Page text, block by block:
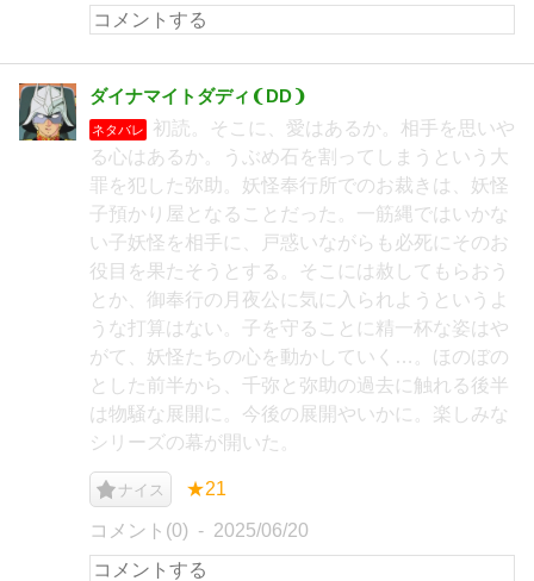
ダイナマイトダディ❨DD❩
ネタバレ
初読。そこに、愛はあるか。相手を思いや
る心はあるか。うぶめ石を割ってしまうという大
罪を犯した弥助。妖怪奉行所でのお裁きは、妖怪
子預かり屋となることだった。一筋縄ではいかな
い子妖怪を相手に、戸惑いながらも必死にそのお
役目を果たそうとする。そこには赦してもらおう
とか、御奉行の月夜公に気に入られようというよ
うな打算はない。子を守ることに精一杯な姿はや
がて、妖怪たちの心を動かしていく…。ほのぼの
とした前半から、千弥と弥助の過去に触れる後半
は物騒な展開に。今後の展開やいかに。楽しみな
シリーズの幕が開いた。
ナイス ★21
コメント(0) 2025/06/20